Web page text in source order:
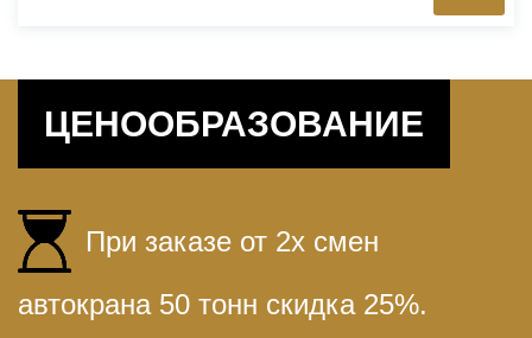
ЦЕНООБРАЗОВАНИЕ
При заказе от 2х смен
автокрана 50 тонн скидка 25%.